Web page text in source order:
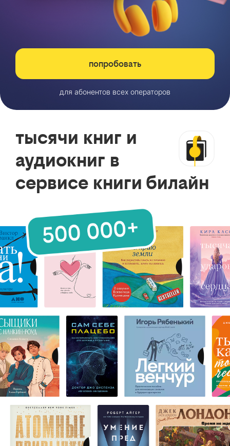
попробовать
для абонентов всех операторов
тысячи книг и
аудиокниг в
сервисе книги билайн